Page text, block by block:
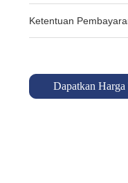
Ketentuan
Dapatkan Harga